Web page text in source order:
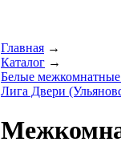
Главная →
Каталог →
Белые межкомнатные
Лига Двери